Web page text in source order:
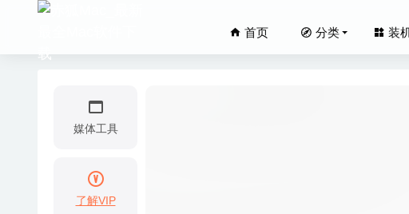
首页 分类 装
媒体工具
了解VIP